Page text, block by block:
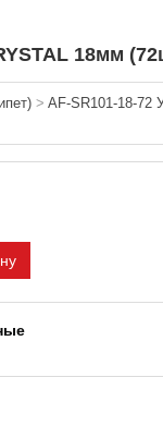
18мм
> AF-SR101-18-72